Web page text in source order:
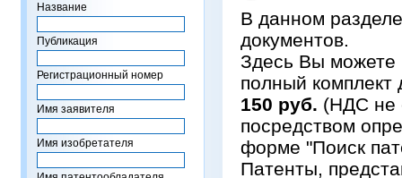
Название
Публикация
Регистрационный номер
Имя заявителя
Имя изобретателя
В данном
документов.
Здесь Вы можете
полный комплект
150 руб. (НДС не
посредством
форме "Поиск
Патенты,